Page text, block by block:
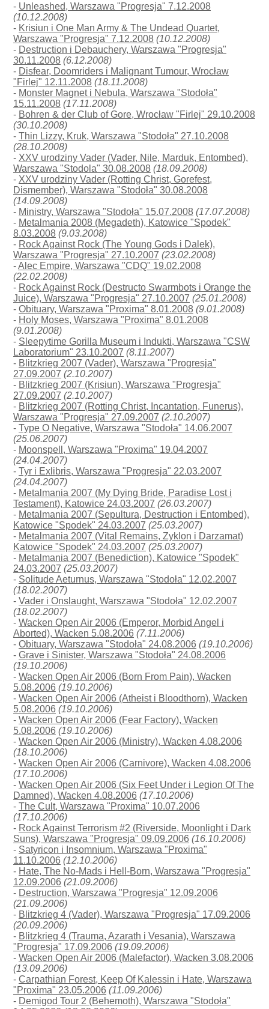
- Unleashed, Warszawa "Progresja" 7.12.2008
(10.12.2008)
- Krisiun i One Man Army & The Undead Quartet,
Warszawa "Progresja" 7.12.2008 (10.12.2008)
- Destruction i Debauchery, Warszawa "Progresja"
30.11.2008 (6.12.2008)
- Disfear, Doomriders i Malignant Tumour, Wrocław
"Firlej" 12.11.2008 (18.11.2008)
- Monster Magnet i Nebula, Warszawa "Stodoła"
15.11.2008 (17.11.2008)
- Bohren & der Club of Gore, Wrocław "Firlej" 29.10.2008
(30.10.2008)
-Thin Lizzy, Kruk, Warszawa "Stodoła" 27.10.2008
(28.10.2008)
- XXV urodziny Vader (Vader, Nile, Marduk, Entombed),
Warszawa "Stodola" 30.08.2008 (18.09.2008)
- XXV urodziny Vader (Rotting Christ, Gorefest,
Dismember), Warszawa "Stodoła" 30.08.2008
(14.09.2008)
- Ministry, Warszawa "Stodoła" 15.07.2008 (17.07.2008)
- Metalmania 2008 (Megadeth), Katowice "Spodek"
8.03.2008 (9.03.2008)
- Rock Against Rock (The Young Gods i Dalek),
Warszawa "Progresja" 27.10.2007 (23.02.2008)
-Alec Empire, Warszawa "CDQ" 19.02.2008
(22.02.2008)
- Rock Against Rock (Destructo Swarmbots i Orange the
Juice), Warszawa "Progresja" 27.10.2007 (25.01.2008)
-Obituary, Warszawa "Proxima" 8.01.2008 (9.01.2008)
- Holy Moses, Warszawa "Proxima" 8.01.2008
(9.01.2008)
- Sleepytime Gorilla Museum i Indukti, Warszawa "CSW
Laboratorium" 23.10.2007 (8.11.2007)
- Blitzkrieg 2007 (Vader), Warszawa "Progresja"
27.09.2007 (2.10.2007)
- Blitzkrieg 2007 (Krisiun), Warszawa "Progresja"
27.09.2007 (2.10.2007)
- Blitzkrieg 2007 (Rotting Christ, Incantation, Funerus),
Warszawa "Progresja" 27.09.2007 (2.10.2007)
-Type O Negative, Warszawa "Stodoła" 14.06.2007
(25.06.2007)
- Moonspell, Warszawa "Proxima" 19.04.2007
(24.04.2007)
-Tyr i Exlibris, Warszawa "Progresja" 22.03.2007
(24.04.2007)
- Metalmania 2007 (My Dying Bride, Paradise Lost i
Testament), Katowice 24.03.2007 (26.03.2007)
- Metalmania 2007 (Sepultura, Destruction i Entombed),
Katowice "Spodek" 24.03.2007 (25.03.2007)
- Metalmania 2007 (Vital Remains, Zyklon i Darzamat)
Katowice "Spodek" 24.03.2007 (25.03.2007)
- Metalmania 2007 (Benediction), Katowice "Spodek"
24.03.2007 (25.03.2007)
- Solitude Aeturnus, Warszawa "Stodoła" 12.02.2007
(18.02.2007)
-Vader i Onslaught, Warszawa "Stodoła" 12.02.2007
(18.02.2007)
-Wacken Open Air 2006 (Emperor, Morbid Angel i
Aborted), Wacken 5.08.2006 (7.11.2006)
-Obituary, Warszawa "Stodoła" 24.08.2006 (19.10.2006)
-Grave i Sinister, Warszawa "Stodoła" 24.08.2006
(19.10.2006)
-Wacken Open Air 2006 (Born From Pain), Wacken
5.08.2006 (19.10.2006)
-Wacken Open Air 2006 (Atheist i Bloodthorn), Wacken
5.08.2006 (19.10.2006)
-Wacken Open Air 2006 (Fear Factory), Wacken
5.08.2006 (19.10.2006)
-Wacken Open Air 2006 (Ministry), Wacken 4.08.2006
(18.10.2006)
-Wacken Open Air 2006 (Carnivore), Wacken 4.08.2006
(17.10.2006)
-Wacken Open Air 2006 (Six Feet Under i Legion Of The
Damned), Wacken 4.08.2006 (17.10.2006)
-The Cult, Warszawa "Proxima" 10.07.2006
(17.10.2006)
- Rock Against Terrorism #2 (Riverside, Moonlight i Dark
Suns), Warszawa "Progresja" 09.09.2006 (16.10.2006)
- Satyricon i Insomnium, Warszawa "Proxima"
11.10.2006 (12.10.2006)
- Hate, The No-Mads i Hell-Born, Warszawa "Progresja"
12.09.2006 (21.09.2006)
- Destruction, Warszawa "Progresja" 12.09.2006
(21.09.2006)
- Blitzkrieg 4 (Vader), Warszawa "Progresja" 17.09.2006
(20.09.2006)
- Blitzkrieg 4 (Trauma, Azarath i Vesania), Warszawa
"Progresja" 17.09.2006 (19.09.2006)
-Wacken Open Air 2006 (Malefactor), Wacken 3.08.2006
(13.09.2006)
-Carpathian Forest, Keep Of Kalessin i Hate, Warszawa
"Proxima" 23.05.2006 (11.09.2006)
- Demigod Tour 2 (Behemoth), Warszawa "Stodoła"